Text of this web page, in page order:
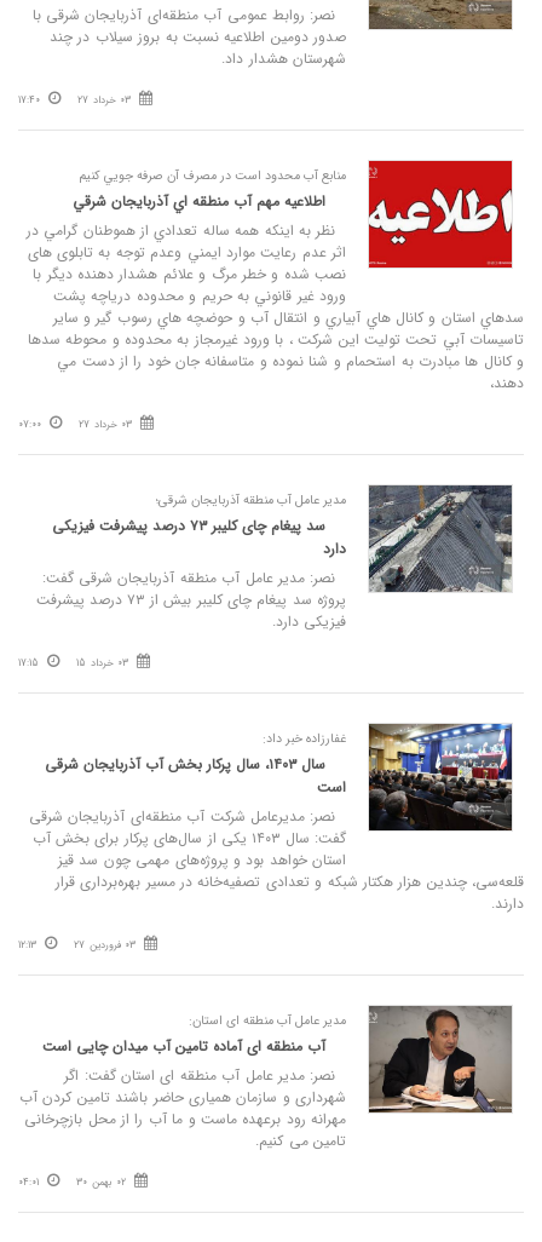
نصر: روابط عمومی آب منطقه‌‌ای آذربایجان شرقی با
صدور دومین اطلاعیه نسبت به بروز سیلاب در چند
شهرستان هشدار داد.
03 خرداد 27 17:40
منابع آب محدود است در مصرف آن صرفه جويي كنيم
اطلاعيه مهم آب منطقه اي آذربايجان شرقي
نظر به اينكه همه ساله تعدادي از هموطنان گرامي در
اثر عدم رعايت موارد ايمني وعدم توجه به تابلوی های
نصب شده و خطر مرگ و علائم هشدار دهنده دیگر با
ورود غير قانوني به حريم و محدوده درياچه پشت
سدهاي استان و كانال هاي آبياري و انتقال آب و حوضچه هاي رسوب گير و ساير
تاسيسات آبي تحت توليت اين شركت ، با ورود غیرمجاز به محدوده و محوطه سدها
و کانال ها مبادرت به استحمام و شنا نموده و متاسفانه جان خود را از دست مي
دهند،
03 خرداد 27 07:00
مدیر عامل آب منطقه‌ آذربایجان شرقی؛
سد پیغام چای کلیبر ۷۳ درصد پیشرفت فیزیکی
دارد
نصر: مدیر عامل آب منطقه‌ آذربایجان شرقی گفت:
پروژه سد پیغام چای کلیبر بیش از ۷۳ درصد پیشرفت
فیزیکی دارد.
03 خرداد 15 17:15
غفارزاده خبر داد:
سال ۱۴۰۳، سال پرکار بخش آب آذربایجان‌ شرقی
است
نصر: مدیرعامل شرکت آب منطقه‌ای آذربایجان شرقی
گفت: سال ۱۴۰۳ یکی از سال‌های پرکار برای بخش آب
استان خواهد بود و پروژه‌های مهمی چون سد قیز‌
قلعه‌سی، چندین هزار هکتار شبکه و تعدادی تصفیه‌خانه‌ در مسیر بهره‌برداری قرار
دارند.
03 فروردین 27 12:13
مدیر عامل آب منطقه ای استان:
آب منطقه ای آماده تامین آب میدان چایی است
نصر: مدیر عامل آب منطقه ای استان گفت: اگر
شهرداری و سازمان همیاری حاضر باشند تامین کردن آب
مهرانه رود برعهده ماست و ما آب را از محل بازچرخانی
تامین می کنیم.
02 بهمن 30 04:01